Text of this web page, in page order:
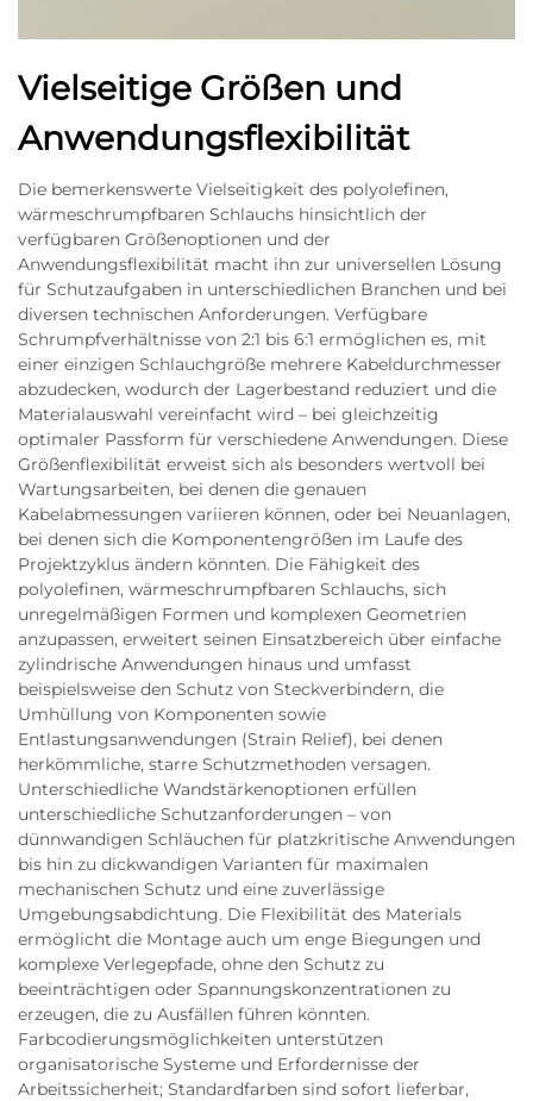
Vielseitige Größen und
Anwendungsflexibilität
Die bemerkenswerte Vielseitigkeit des polyolefinen,
wärmeschrumpfbaren Schlauchs hinsichtlich der
verfügbaren Größenoptionen und der
Anwendungsflexibilität macht ihn zur universellen Lösung
für Schutzaufgaben in unterschiedlichen Branchen und bei
diversen technischen Anforderungen. Verfügbare
Schrumpfverhältnisse von 2:1 bis 6:1 ermöglichen es, mit
einer einzigen Schlauchgröße mehrere Kabeldurchmesser
abzudecken, wodurch der Lagerbestand reduziert und die
Materialauswahl vereinfacht wird – bei gleichzeitig
optimaler Passform für verschiedene Anwendungen. Diese
Größenflexibilität erweist sich als besonders wertvoll bei
Wartungsarbeiten, bei denen die genauen
Kabelabmessungen variieren können, oder bei Neuanlagen,
bei denen sich die Komponentengrößen im Laufe des
Projektzyklus ändern könnten. Die Fähigkeit des
polyolefinen, wärmeschrumpfbaren Schlauchs, sich
unregelmäßigen Formen und komplexen Geometrien
anzupassen, erweitert seinen Einsatzbereich über einfache
zylindrische Anwendungen hinaus und umfasst
beispielsweise den Schutz von Steckverbindern, die
Umhüllung von Komponenten sowie
Entlastungsanwendungen (Strain Relief), bei denen
herkömmliche, starre Schutzmethoden versagen.
Unterschiedliche Wandstärkenoptionen erfüllen
unterschiedliche Schutzanforderungen – von
dünnwandigen Schläuchen für platzkritische Anwendungen
bis hin zu dickwandigen Varianten für maximalen
mechanischen Schutz und eine zuverlässige
Umgebungsabdichtung. Die Flexibilität des Materials
ermöglicht die Montage auch um enge Biegungen und
komplexe Verlegepfade, ohne den Schutz zu
beeinträchtigen oder Spannungskonzentrationen zu
erzeugen, die zu Ausfällen führen könnten.
Farbcodierungsmöglichkeiten unterstützen
organisatorische Systeme und Erfordernisse der
Arbeitssicherheit; Standardfarben sind sofort lieferbar,